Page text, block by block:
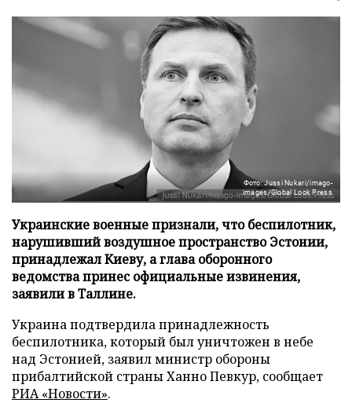
Фото: Jussi Nukari/imago-
images/Global Look Press
Украинские военные признали, что беспилотник,
нарушивший воздушное пространство Эстонии,
принадлежал Киеву, а глава оборонного
ведомства принес официальные извинения,
заявили в Таллине.
Украина подтвердила принадлежность
беспилотника, который был уничтожен в небе
над Эстонией, заявил министр обороны
прибалтийской страны Ханно Певкур, сообщает
РИА «Новости».